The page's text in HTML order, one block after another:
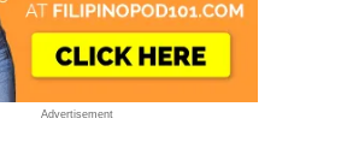
Advertisement